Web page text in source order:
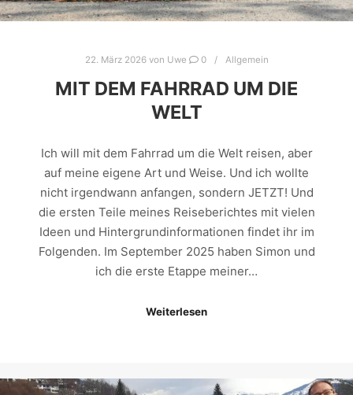
22. März 2026von Uwe 0 Allgemein
MIT DEM FAHRRAD UM DIE
WELT
Ich will mit dem Fahrrad um die Welt reisen, aber
auf meine eigene Art und Weise. Und ich wollte
nicht irgendwann anfangen, sondern JETZT! Und
die ersten Teile meines Reiseberichtes mit vielen
Ideen und Hintergrundinformationen findet ihr im
Folgenden. Im September 2025 haben Simon und
ich die erste Etappe meiner…
Weiterlesen